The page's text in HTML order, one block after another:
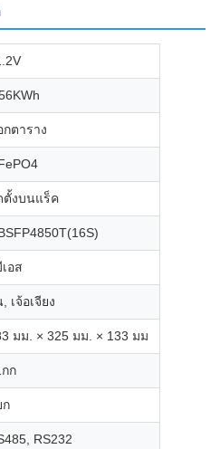
ตาราง
ตั้งบนแร็ค
อส
เจ้อเจียง
มม. × 325 มม. × 133 มม
ก
ก
RS232